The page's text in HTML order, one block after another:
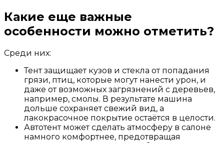
Какие еще важные
особенности можно отметить?
Среди них:
Тент защищает кузов и стекла от попадания
грязи, птиц, которые могут нанести урон, и
даже от возможных загрязнений с деревьев,
например, смолы. В результате машина
дольше сохраняет свежий вид, а
лакокрасочное покрытие остаётся в целости.
Автотент может сделать атмосферу в салоне
намного комфортнее, предотвращая